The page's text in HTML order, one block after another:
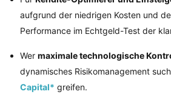
aufgrund der niedrigen Kosten und
Performance im Echtgeld-Test der
Wer maximale technologische
dynamisches Risikomanagement
Capital* greifen.